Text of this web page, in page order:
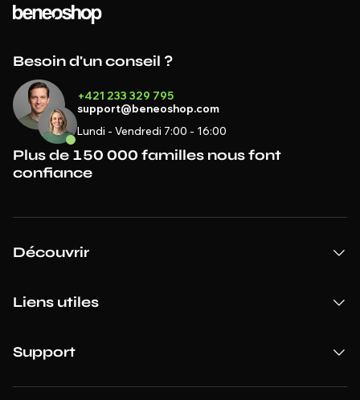
Besoin d'un conseil ?
+421 233 329 795
support@beneoshop.com
Lundi - Vendredi 7:00 - 16:00
Plus de 150 000 familles nous font
confiance
Découvrir
Liens utiles
Support